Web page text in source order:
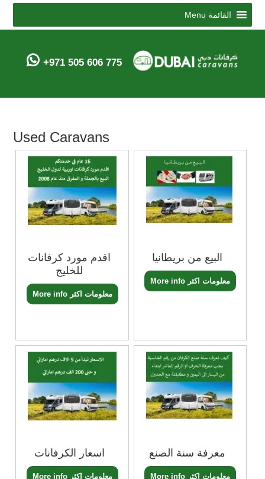
Menu القائمة
+971 505 606 775
Used Caravans
اقدم مورد كرفانات
للخليج
More info معلومات اكثر
البيع من بريطانيا
More info معلومات اكثر
اسعار الكرفانات
More info معلومات اكثر
معرفة سنة الصنع
More info معلومات اكثر